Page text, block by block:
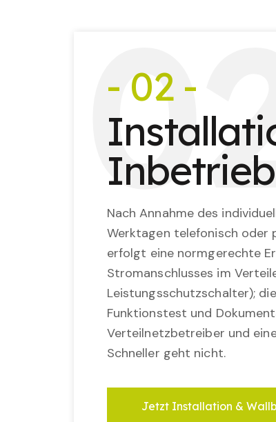
0
- 02 -
Nach Annahme des
Werktagen telefonisch oder
erfolgt eine normgerechte
Stromanschlusses im
Leistungsschutzschalter);
Funktionstest und
Verteilnetzbetreiber und
Schneller geht nicht.
Jetzt Installation &